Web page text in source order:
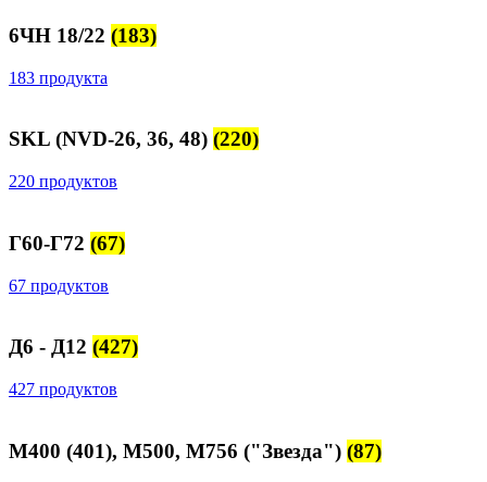
6ЧН 18/22 (183)
183 продукта
SKL (NVD-26, 36, 48) (220)
220 продуктов
Г60-Г72 (67)
67 продуктов
Д6 - Д12 (427)
427 продуктов
М400 (401), М500, М756 ("Звезда") (87)